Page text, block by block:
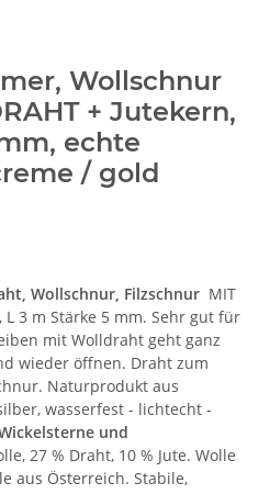
Wollschnur
+ Jutekern,
echte
/ gold
Wollschnur, Filzschnur MIT
L 3 m Stärke 5 mm. Sehr gut für
mit Wolldraht geht ganz
wieder öffnen. Draht zum
Naturprodukt aus
wasserfest - lichtecht -
und
27 % Draht, 10 % Jute. Wolle
aus Österreich. Stabile,